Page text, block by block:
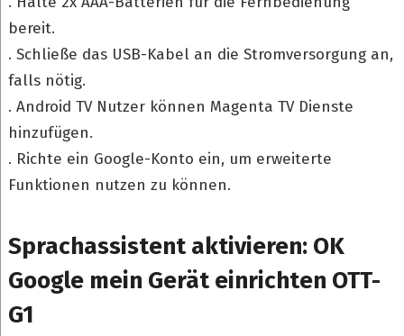
bereit.
. Schließe das USB-Kabel an die Stromversorgung an,
falls nötig.
. Android TV Nutzer können Magenta TV Dienste
hinzufügen.
. Richte ein Google-Konto ein, um erweiterte
Funktionen nutzen zu können.
Sprachassistent aktivieren: OK
Google mein Gerät einrichten OTT-
G1